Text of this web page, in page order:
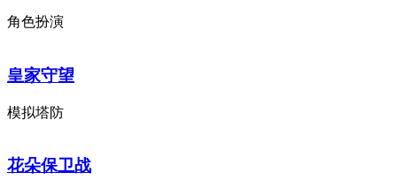
角色扮演
皇家守望
模拟塔防
花朵保卫战